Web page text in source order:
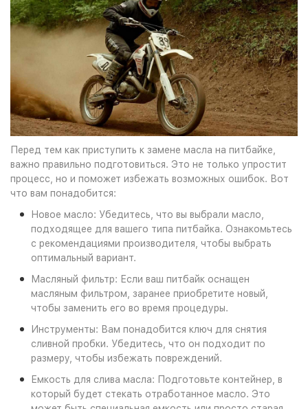
Перед тем как приступить к замене масла на питбайке,
важно правильно подготовиться. Это не только упростит
процесс, но и поможет избежать возможных ошибок. Вот
что вам понадобится:
Новое масло: Убедитесь, что вы выбрали масло,
подходящее для вашего типа питбайка. Ознакомьтесь
с рекомендациями производителя, чтобы выбрать
оптимальный вариант.
Масляный фильтр: Если ваш питбайк оснащен
масляным фильтром, заранее приобретите новый,
чтобы заменить его во время процедуры.
Инструменты: Вам понадобится ключ для снятия
сливной пробки. Убедитесь, что он подходит по
размеру, чтобы избежать повреждений.
Емкость для слива масла: Подготовьте контейнер, в
который будет стекать отработанное масло. Это